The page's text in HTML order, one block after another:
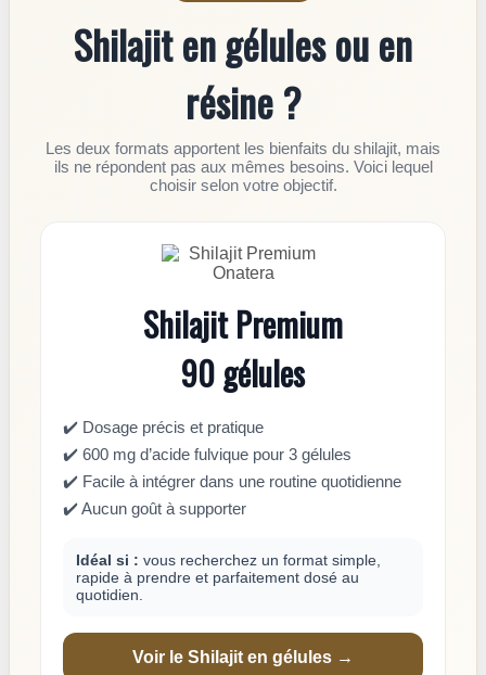
Shilajit en gélules ou en
résine ?
Les deux formats apportent les bienfaits du shilajit, mais
ils ne répondent pas aux mêmes besoins. Voici lequel
choisir selon votre objectif.
Shilajit Premium
90 gélules
✔️ Dosage précis et pratique
✔️ 600 mg d’acide fulvique pour 3 gélules
✔️ Facile à intégrer dans une routine quotidienne
✔️ Aucun goût à supporter
Idéal si : vous recherchez un format simple,
rapide à prendre et parfaitement dosé au
quotidien.
Voir le Shilajit en gélules →